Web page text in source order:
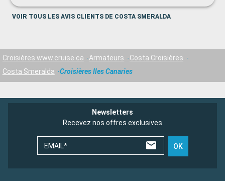
VOIR TOUS LES AVIS CLIENTS DE COSTA SMERALDA
Croisières www.cruise.ca Armateurs
Costa Croisières
Costa Smeralda
Croisières Iles Canaries
Newsletters
Recevez nos offres exclusives
EMAIL* OK